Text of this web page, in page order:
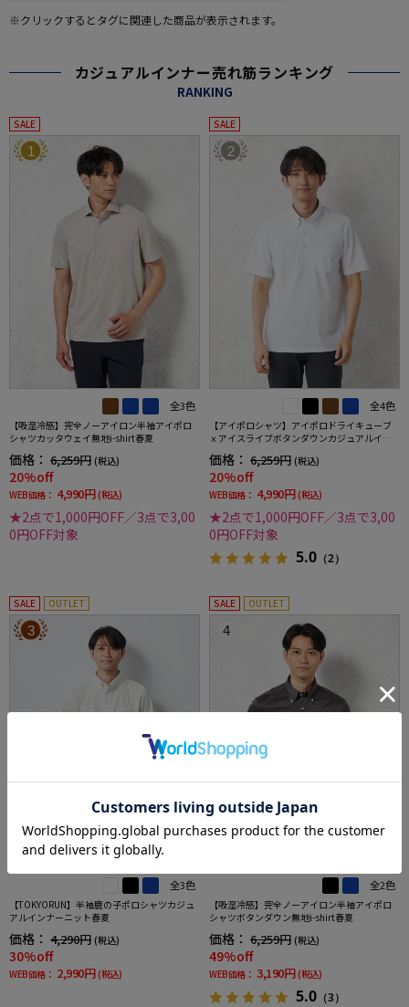
※クリックするとタグに関連した商品が表示されます。
カジュアルインナー売れ筋ランキング
RANKING
SALE
1
全3色
【吸湿冷感】完全ノーアイロン半袖アイポロ
シャツカッタウェイ無地i-shirt春夏
価格： 6,259円 (税込)
20%off
WEB価格： 4,990円 (税込)
★2点で1,000円OFF／3点で3,00
0円OFF対象
SALE
2
全4色
【アイポロシャツ】アイポロドライキューブ
ｘアイスライブボタンダウンカジュアルイン
夏
価格： 6,259円 (税込)
20%off
WEB価格： 4,990円 (税込)
★2点で1,000円OFF／3点で3,00
0円OFF対象
5.0 （2）
SALE OUTLET
3
全3色
【TOKYORUN】半袖鹿の子ポロシャツカジュ
アルインナーニット春夏
価格： 4,290円 (税込)
30%off
WEB価格： 2,990円 (税込)
SALE OUTLET
4
全2色
【吸湿冷感】完全ノーアイロン半袖アイポロ
シャツボタンダウン無地i-shirt春夏
価格： 6,259円 (税込)
49%off
WEB価格： 3,190円 (税込)
5.0 （3）